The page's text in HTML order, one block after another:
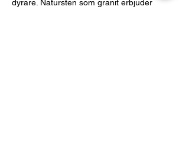
dyrare. Natursten som granit erbjuder